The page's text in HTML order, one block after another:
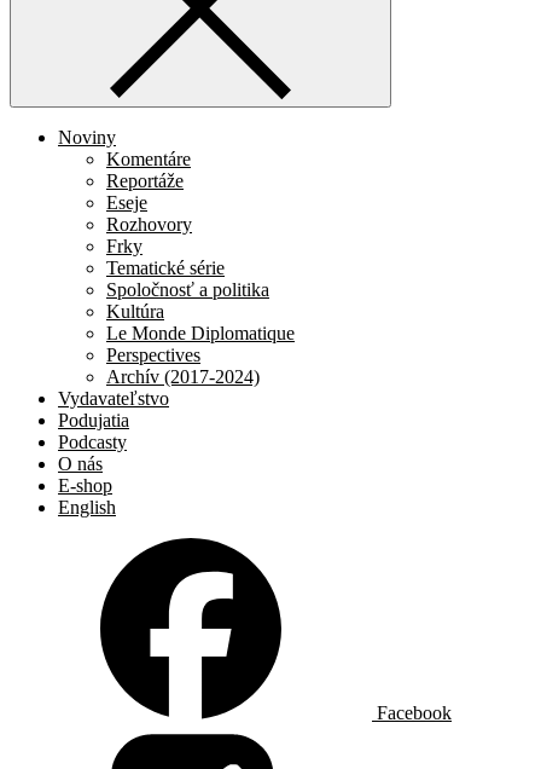
Noviny
Komentáre
Reportáže
Eseje
Rozhovory
Frky
Tematické série
Spoločnosť a politika
Kultúra
Le Monde Diplomatique
Perspectives
Archív (2017-2024)
Vydavateľstvo
Podujatia
Podcasty
O nás
E-shop
English
Facebook